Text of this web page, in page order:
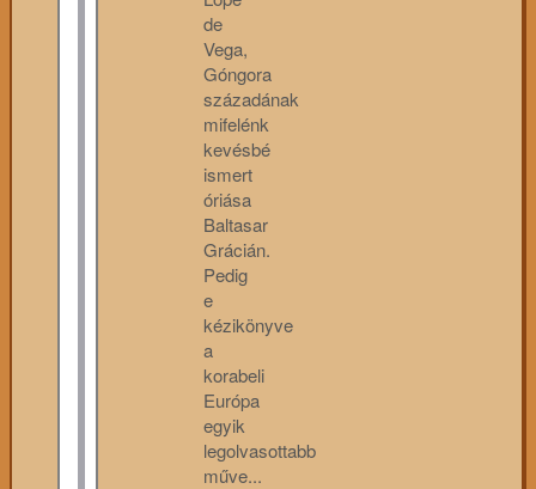
de
Vega,
Góngora
századának
mifelénk
kevésbé
ismert
óriása
Baltasar
Grácián.
Pedig
e
kézikönyve
a
korabeli
Európa
egyik
legolvasottabb
műve...